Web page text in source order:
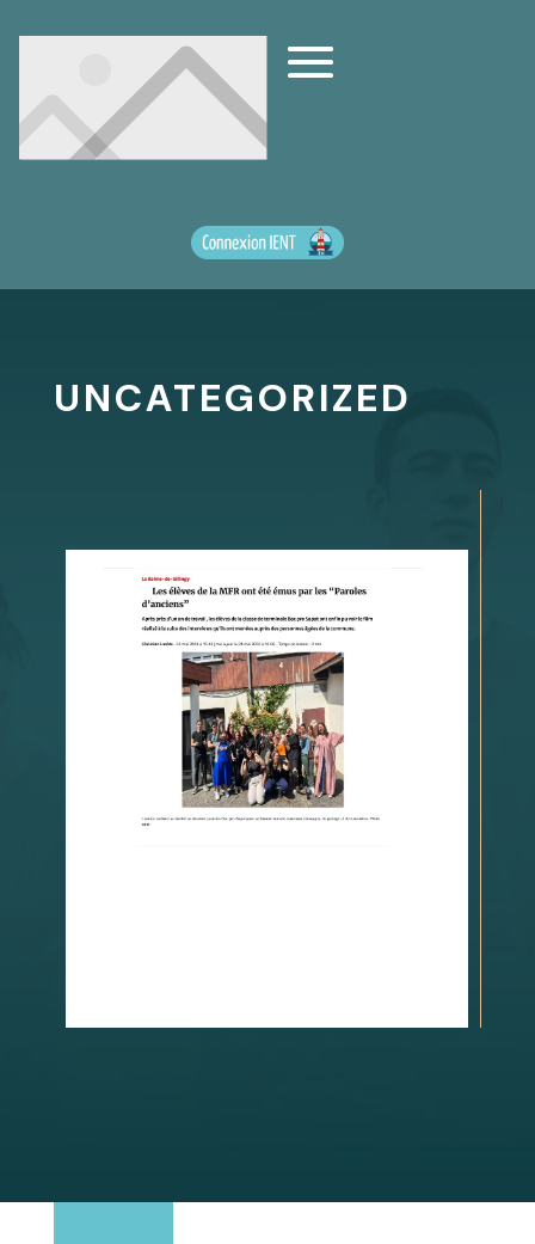
UNCATEGORIZED